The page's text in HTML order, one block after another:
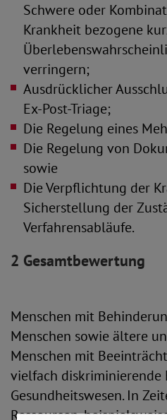
Schwere oder
Krankheit bezogene
verringern;
Ausdrücklicher
Ex-Post-Triage;
Die Regelung eines
Die Regelung von
sowie
Die Verpflichtung der
Sicherstellung der
Verfahrensabläufe.
2 Gesamtbewertung
Menschen mit
Menschen sowie ältere
Menschen mit
vielfach diskriminierende
Gesundheitswesen. In
Ressourcen,